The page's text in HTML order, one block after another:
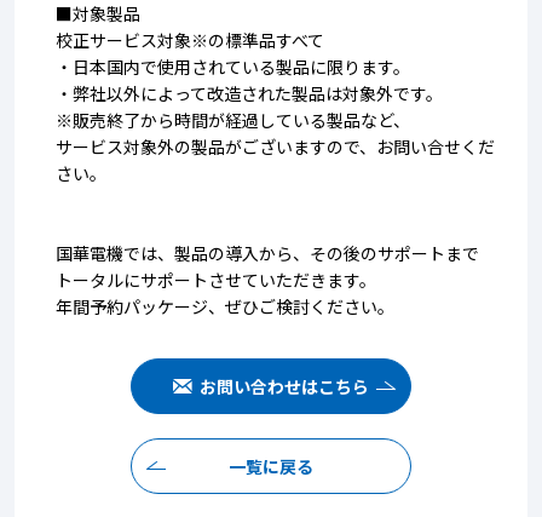
■対象製品
校正サービス対象※の標準品すべて
・日本国内で使用されている製品に限ります。
・弊社以外によって改造された製品は対象外です。
※販売終了から時間が経過している製品など、
サービス対象外の製品がございますので、お問い合せくだ
さい。
国華電機では、製品の導入から、その後のサポートまで
トータルにサポートさせていただきます。
年間予約パッケージ、ぜひご検討ください。
お問い合わせはこちら
一覧に戻る